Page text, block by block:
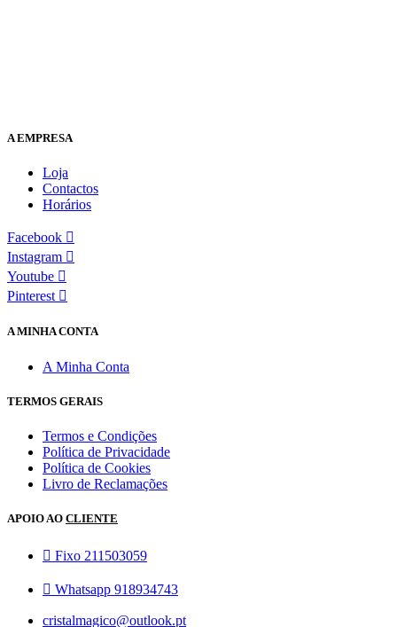
A EMPRESA
Loja
Contactos
Horários
Facebook
Instagram
Youtube
Pinterest
A MINHA CONTA
A Minha Conta
TERMOS GERAIS
Termos e Condições
Política de Privacidade
Política de Cookies
Livro de Reclamações
APOIO AO CLIENTE
Fixo 211503059
Whatsapp 918934743
cristalmagico@outlook.pt